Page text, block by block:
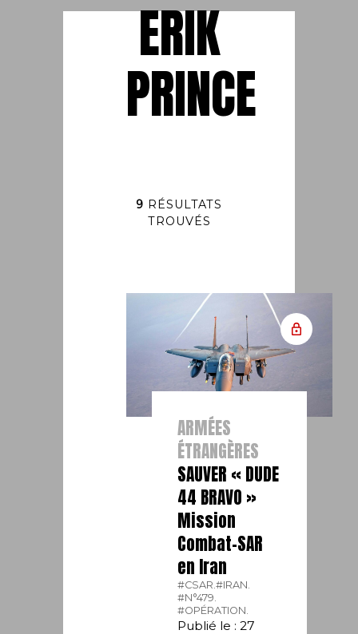
ERIK
PRINCE
9 RÉSULTATS
TROUVÉS
ARMÉES
ÉTRANGÈRES
SAUVER « DUDE
44 BRAVO »
Mission
Combat-SAR
en Iran
#CSAR.#IRAN.
#N°479.
#OPÉRATION.
Publié le : 27